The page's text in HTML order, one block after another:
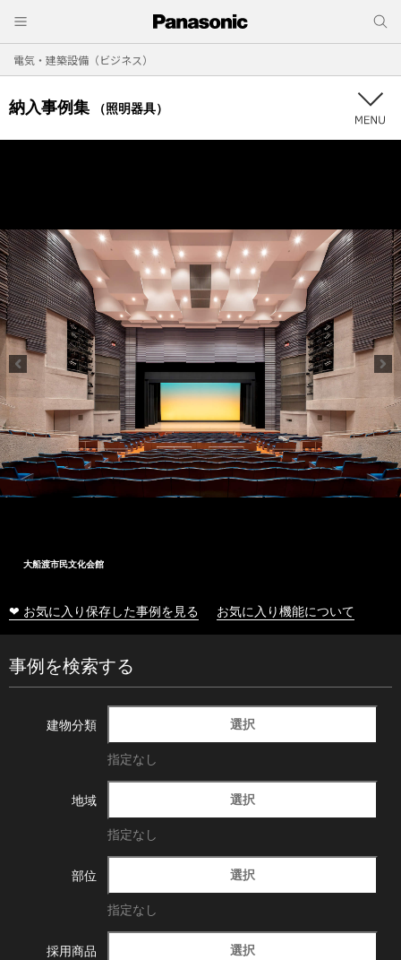
電気・建築設備（ビジネス）
納入事例集 （照明器具）
大船渡市民文化会館
❤ お気に入り保存した事例を見る お気に入り機能について
事例を検索する
建物分類 選択
指定なし
地域 選択
指定なし
部位 選択
指定なし
採用商品 選択